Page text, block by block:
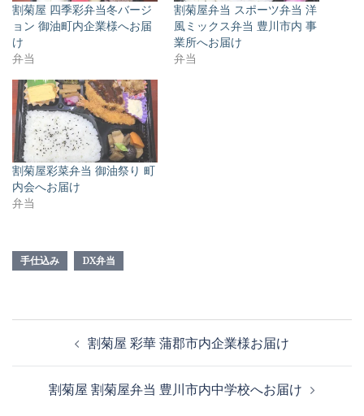
割菊屋 四季彩弁当冬バージ
ョン 御油町内企業様へお届
け
弁当
割菊屋弁当 スポーツ弁当 洋
風ミックス弁当 豊川市内 事
業所へお届け
弁当
割菊屋彩菜弁当 御油祭り 町
内会へお届け
弁当
手仕込み DX弁当
ナ
割菊屋 彩華 蒲郡市内企業様お届け
割菊屋 割菊屋弁当 豊川市内中学校へお届け